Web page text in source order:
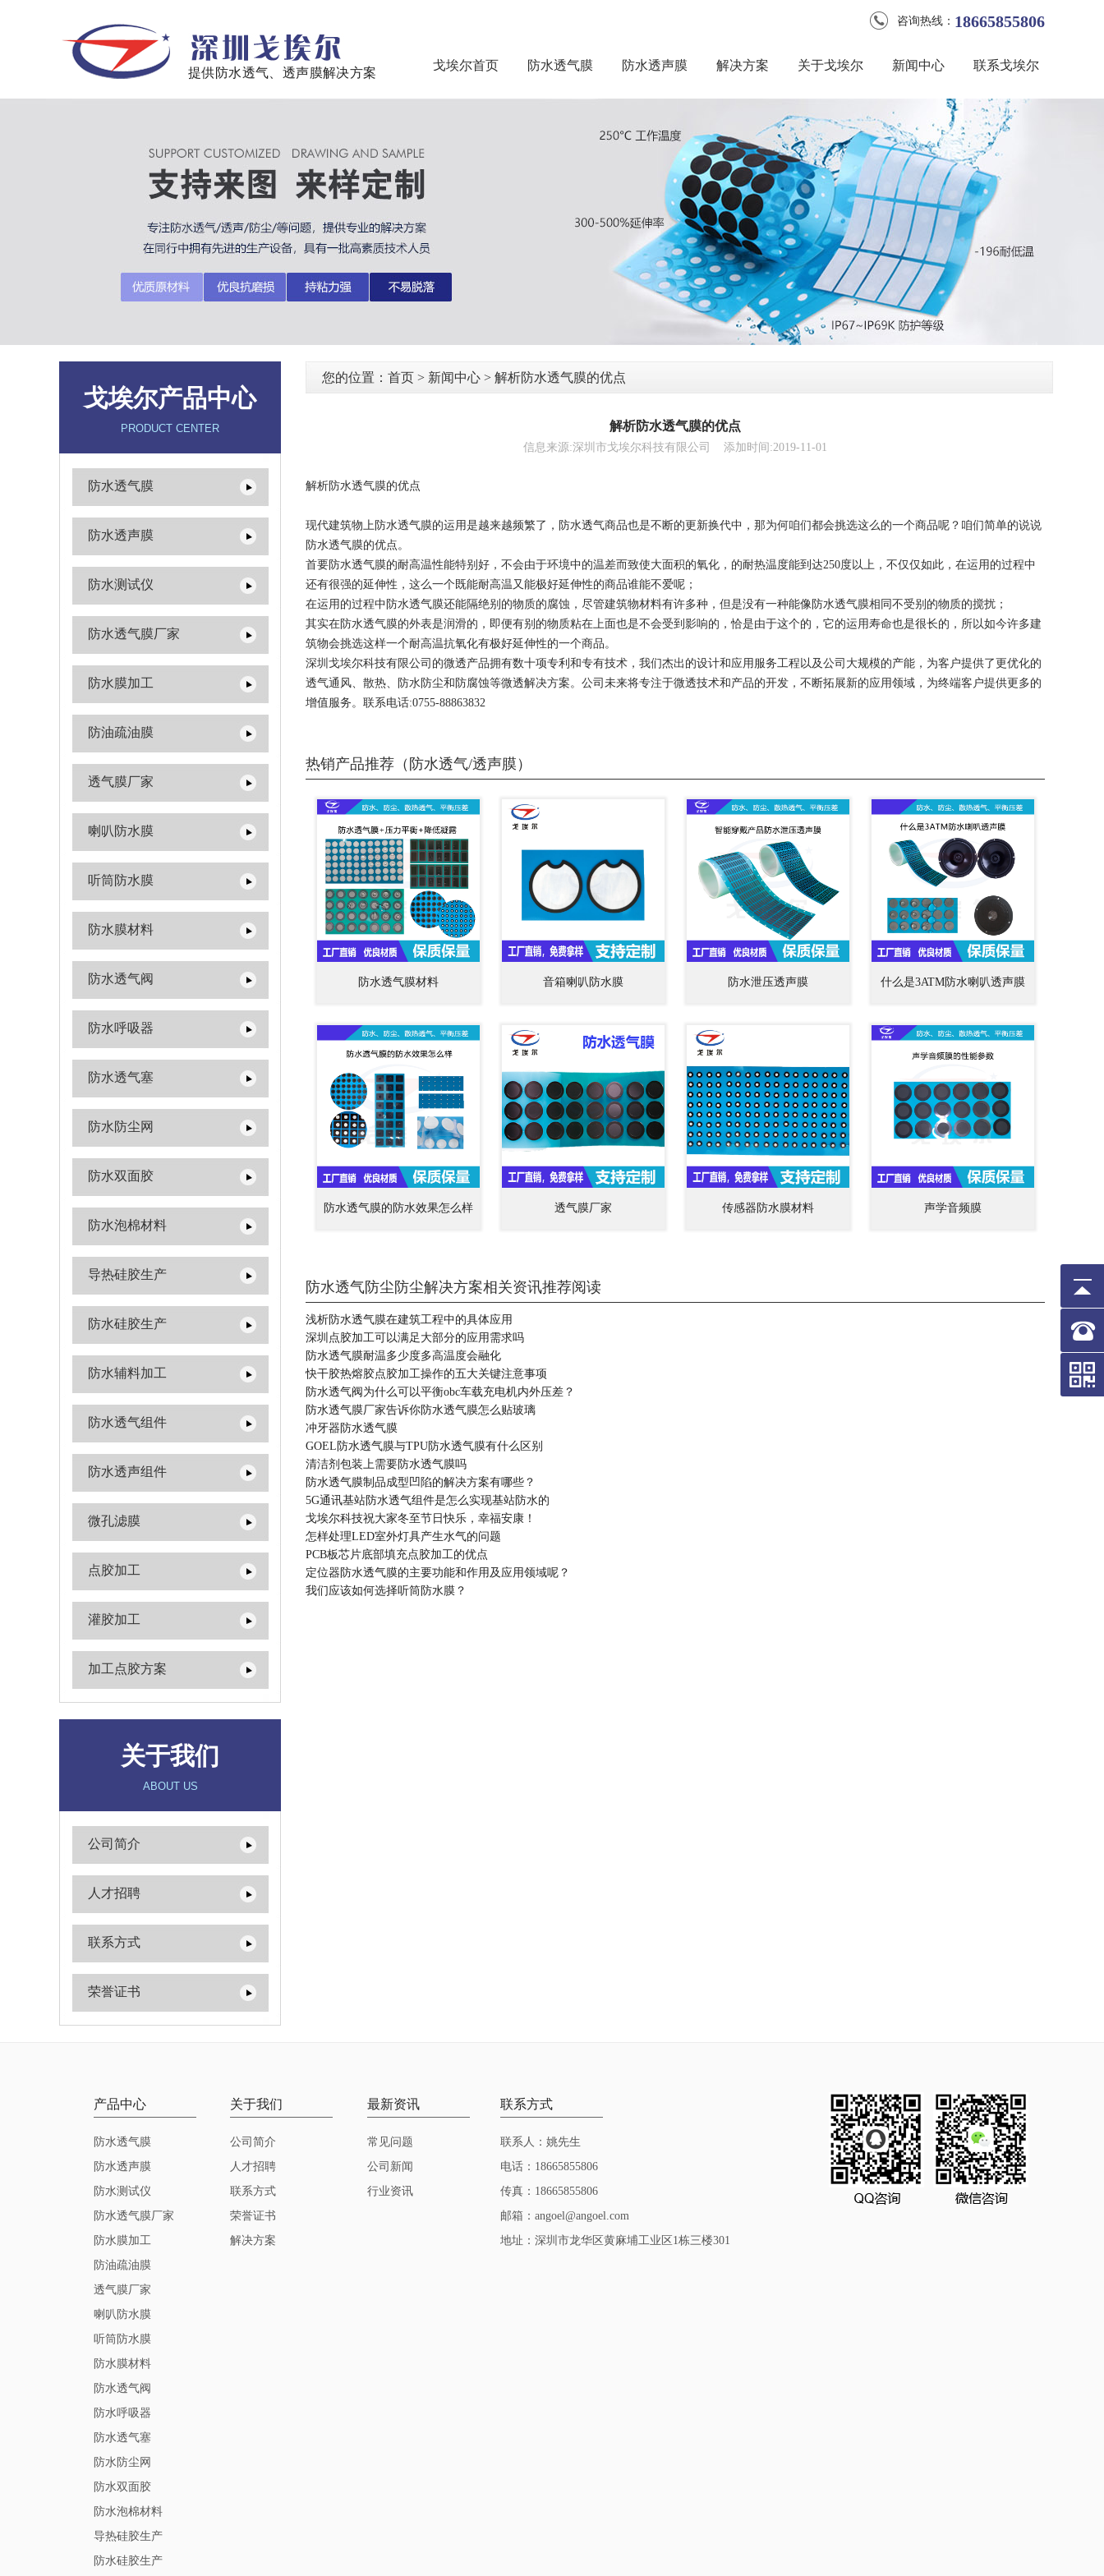
提供防水透气、透声膜解决方案
18665855806
咨询热线：
戈埃尔首页 防水透气膜 防水透声膜 解决方案 关于戈埃尔 新闻中心 联系戈埃尔
戈埃尔产品中心
PRODUCT CENTER
防水透气膜
防水透声膜
防水测试仪
防水透气膜厂家
防水膜加工
防油疏油膜
透气膜厂家
喇叭防水膜
听筒防水膜
防水膜材料
防水透气阀
防水呼吸器
防水透气塞
防水防尘网
防水双面胶
防水泡棉材料
导热硅胶生产
防水硅胶生产
防水辅料加工
防水透气组件
防水透声组件
微孔滤膜
点胶加工
灌胶加工
加工点胶方案
关于我们
ABOUT US
公司简介
人才招聘
联系方式
荣誉证书
您的位置： 首页 > 新闻中心 > 解析防水透气膜的优点
解析防水透气膜的优点
信息来源:深圳市戈埃尔科技有限公司 添加时间:2019-11-01
解析防水透气膜的优点
现代建筑物上防水透气膜的运用是越来越频繁了，防水透气商品也是不断的更新换代中，那为何咱们都会挑选这么的一个商品呢？咱们简单的说说
防水透气膜的优点。
首要防水透气膜的耐高温性能特别好，不会由于环境中的温差而致使大面积的氧化，的耐热温度能到达250度以上，不仅仅如此，在运用的过程中
还有很强的延伸性，这么一个既能耐高温又能极好延伸性的商品谁能不爱呢；
在运用的过程中防水透气膜还能隔绝别的物质的腐蚀，尽管建筑物材料有许多种，但是没有一种能像防水透气膜相同不受别的物质的搅扰；
其实在防水透气膜的外表是润滑的，即便有别的物质粘在上面也是不会受到影响的，恰是由于这个的，它的运用寿命也是很长的，所以如今许多建
筑物会挑选这样一个耐高温抗氧化有极好延伸性的一个商品。
深圳戈埃尔科技有限公司的微透产品拥有数十项专利和专有技术，我们杰出的设计和应用服务工程以及公司大规模的产能，为客户提供了更优化的
透气通风、散热、防水防尘和防腐蚀等微透解决方案。公司未来将专注于微透技术和产品的开发，不断拓展新的应用领域，为终端客户提供更多的
增值服务。联系电话:0755-88863832
热销产品推荐（防水透气/透声膜）
防水透气膜材料 音箱喇叭防水膜 防水泄压透声膜 什么是3ATM防水喇叭透声膜
防水透气膜的防水效果怎么样 透气膜厂家 传感器防水膜材料 声学音频膜
防水透气防尘防尘解决方案相关资讯推荐阅读
浅析防水透气膜在建筑工程中的具体应用
深圳点胶加工可以满足大部分的应用需求吗
防水透气膜耐温多少度多高温度会融化
快干胶热熔胶点胶加工操作的五大关键注意事项
防水透气阀为什么可以平衡obc车载充电机内外压差？
防水透气膜厂家告诉你防水透气膜怎么贴玻璃
冲牙器防水透气膜
GOEL防水透气膜与TPU防水透气膜有什么区别
清洁剂包装上需要防水透气膜吗
防水透气膜制品成型凹陷的解决方案有哪些？
5G通讯基站防水透气组件是怎么实现基站防水的
戈埃尔科技祝大家冬至节日快乐，幸福安康！
怎样处理LED室外灯具产生水气的问题
PCB板芯片底部填充点胶加工的优点
定位器防水透气膜的主要功能和作用及应用领域呢？
我们应该如何选择听筒防水膜？
产品中心
防水透气膜
防水透声膜
防水测试仪
防水透气膜厂家
防水膜加工
防油疏油膜
透气膜厂家
喇叭防水膜
听筒防水膜
防水膜材料
防水透气阀
防水呼吸器
防水透气塞
防水防尘网
防水双面胶
防水泡棉材料
导热硅胶生产
防水硅胶生产
关于我们
公司简介
人才招聘
联系方式
荣誉证书
解决方案
最新资讯
常见问题
公司新闻
行业资讯
联系方式
联系人：姚先生
电话：18665855806
传真：18665855806
邮箱：angoel@angoel.com
地址：深圳市龙华区黄麻埔工业区1栋三楼301